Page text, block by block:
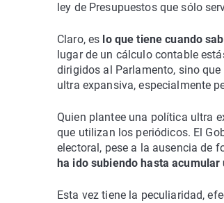
ley de Presupuestos que sólo
Claro, es lo que tiene cuando
lugar de un cálculo contable
dirigidos al Parlamento, sino
ultra expansiva, especialmente
Quien plantee una política ultra
que utilizan los periódicos. El
electoral, pese a la ausencia de
ha ido subiendo hasta
Esta vez tiene la peculiaridad,